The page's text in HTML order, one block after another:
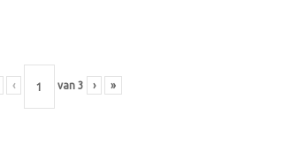
‹ van 3 › »